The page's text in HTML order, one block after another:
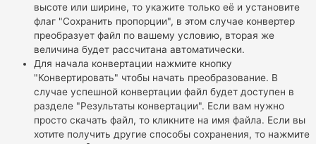
высоте или ширине, то укажите только её и установите
флаг "Сохранить пропорции", в этом случае конвертер
преобразует файл по вашему условию, вторая же
величина будет рассчитана автоматически.
Для начала конвертации нажмите кнопку
"Конвертировать" чтобы начать преобразование. В
случае успешной конвертации файл будет доступен в
разделе "Результаты конвертации". Если вам нужно
просто скачать файл, то кликните на имя файла. Если вы
хотите получить другие способы сохранения, то нажмите